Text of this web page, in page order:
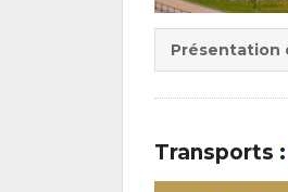
Présentation
Transports :